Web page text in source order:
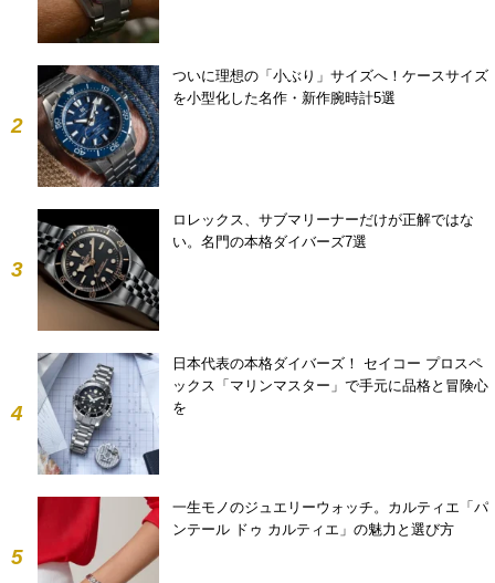
2
ついに理想の「小ぶり」サイズへ！ケースサイズ
を小型化した名作・新作腕時計5選
3
ロレックス、サブマリーナーだけが正解ではな
い。名門の本格ダイバーズ7選
4
日本代表の本格ダイバーズ！ セイコー プロスペ
ックス「マリンマスター」で手元に品格と冒険心
を
5
一生モノのジュエリーウォッチ。カルティエ「パ
ンテール ドゥ カルティエ」の魅力と選び方